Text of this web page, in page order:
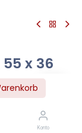
Konto
x 36